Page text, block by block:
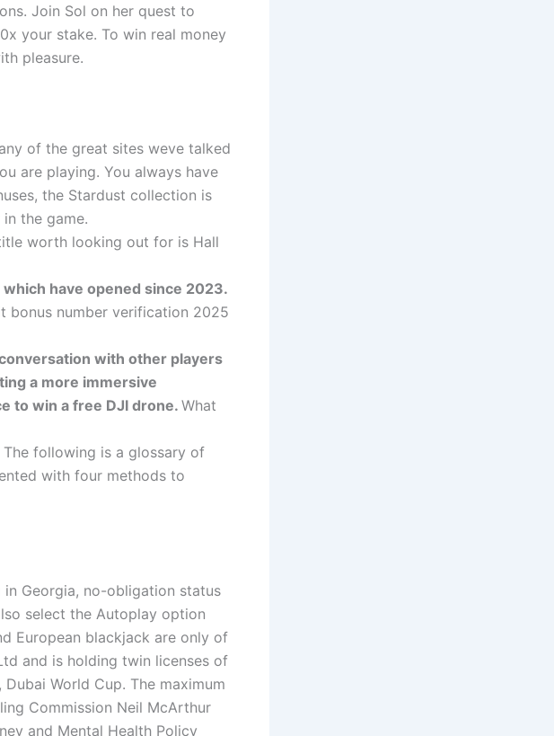
Join Sol on her quest to
your stake. To win real money
pleasure.
of the great sites weve talked
are playing. You always have
the Stardust collection is
the game.
worth looking out for is Hall
have opened since 2023.
bonus number verification 2025
with other players
a more immersive
to win a free DJI drone. What
The following is a glossary of
with four methods to
Georgia, no-obligation status
select the Autoplay option
European blackjack are only of
and is holding twin licenses of
World Cup. The maximum
Commission Neil McArthur
and Mental Health Policy